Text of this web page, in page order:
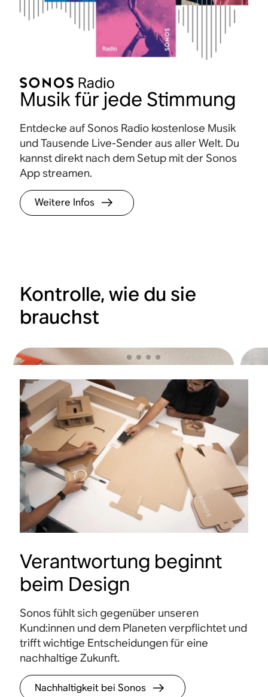
Musik für jede Stimmung
Entdecke auf Sonos Radio kostenlose Musik
und Tausende Live-Sender aus aller Welt. Du
kannst direkt nach dem Setup mit der Sonos
App streamen.
Weitere Infos
Kontrolle, wie du sie
brauchst
Touch-Steuerung
Intuitive Touch-Bedienelemente ermöglichen
eine schnelle, bildschirmfreie Steuerung. Durch
einfaches Tippen oder Wischen kannst du die
Wiedergabe starten, pausieren, die Lautstärke
gruppieren.
Verantwortung beginnt
beim Design
Sonos fühlt sich gegenüber unseren
Kund:innen und dem Planeten verpflichtet und
trifft wichtige Entscheidungen für eine
nachhaltige Zukunft.
Nachhaltigkeit bei Sonos